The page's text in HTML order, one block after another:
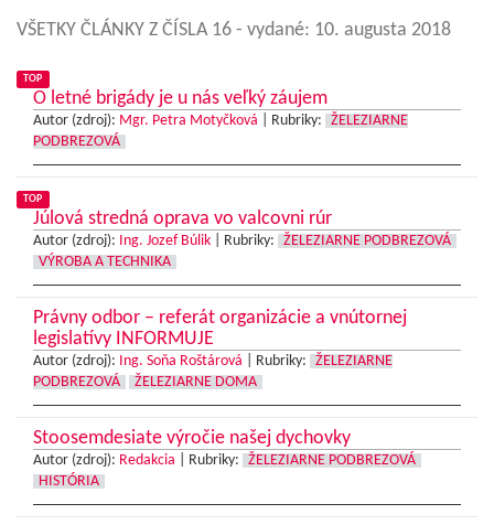
VŠETKY ČLÁNKY Z ČÍSLA 16 - vydané: 10. augusta 2018
TOP
O letné brigády je u nás veľký záujem
Autor (zdroj): Mgr. Petra Motyčková Rubriky:
ŽELEZIARNE
PODBREZOVÁ
TOP
Júlová stredná oprava vo valcovni rúr
Autor (zdroj): Ing. Jozef Búlik Rubriky:
ŽELEZIARNE PODBREZOVÁ
VÝROBA A TECHNIKA
Právny odbor – referát organizácie a vnútornej
legislatívy INFORMUJE
Autor (zdroj): Ing. Soňa Roštárová Rubriky:
ŽELEZIARNE
PODBREZOVÁ
ŽELEZIARNE DOMA
Stoosemdesiate výročie našej dychovky
Autor (zdroj): Redakcia Rubriky:
ŽELEZIARNE PODBREZOVÁ
HISTÓRIA